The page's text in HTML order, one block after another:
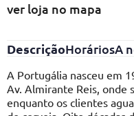
ver loja no mapa
DescriçãoHoráriosA
A Portugália nasceu em
Av. Almirante Reis, onde
enquanto os clientes